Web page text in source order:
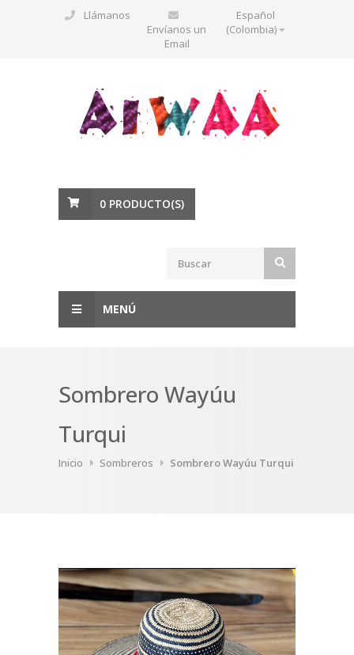
Llámanos
Envíanos un
Email
Español
(Colombia)
0 PRODUCTO(S)
MENÚ
Sombrero Wayúu
Turqui
Inicio Sombreros Sombrero Wayúu Turqui